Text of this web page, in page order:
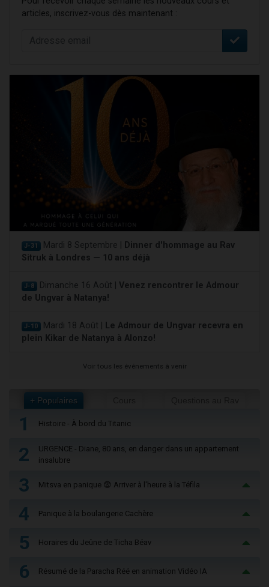
articles, inscrivez-vous dès maintenant :
J-31 Mardi 8 Septembre |
Dinner d'hommage au Rav
Sitruk à Londres — 10 ans déjà
J-8 Dimanche 16 Août | Venez rencontrer le Admour
de Ungvar à Natanya!
J-10 Mardi 18 Août |
Le Admour de Ungvar recevra en
plein Kikar de Natanya à Alonzo!
Voir tous les événements à venir
+ Populaires
1 Histoire - À bord du Titanic
2
URGENCE - Diane, 80 ans, en danger dans un appartement
insalubre
3 Mitsva en panique 😨 Arriver à l'heure à la Téfila
4 Panique à la boulangerie Cachère
5 Horaires du Jeûne de Ticha Béav
6 Résumé de la Paracha Réé en animation Vidéo IA